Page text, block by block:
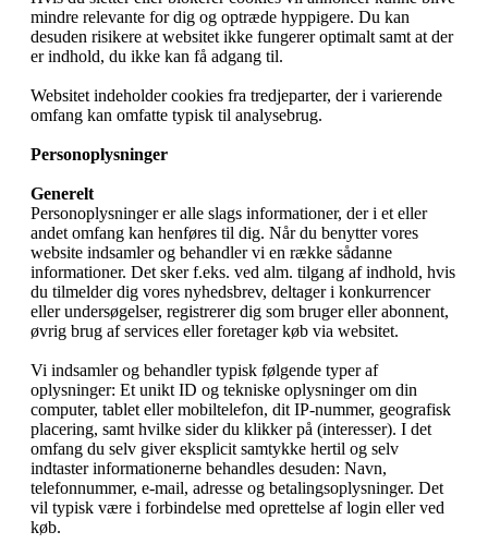
mindre relevante for dig og optræde hyppigere. Du kan
desuden risikere at websitet ikke fungerer optimalt samt at der
er indhold, du ikke kan få adgang til.
Websitet indeholder cookies fra tredjeparter, der i varierende
omfang kan omfatte typisk til analysebrug.
Personoplysninger
Generelt
Personoplysninger er alle slags informationer, der i et eller
andet omfang kan henføres til dig. Når du benytter vores
website indsamler og behandler vi en række sådanne
informationer. Det sker f.eks. ved alm. tilgang af indhold, hvis
du tilmelder dig vores nyhedsbrev, deltager i konkurrencer
eller undersøgelser, registrerer dig som bruger eller abonnent,
øvrig brug af services eller foretager køb via websitet.
Vi indsamler og behandler typisk følgende typer af
oplysninger: Et unikt ID og tekniske oplysninger om din
computer, tablet eller mobiltelefon, dit IP-nummer, geografisk
placering, samt hvilke sider du klikker på (interesser). I det
omfang du selv giver eksplicit samtykke hertil og selv
indtaster informationerne behandles desuden: Navn,
telefonnummer, e-mail, adresse og betalingsoplysninger. Det
vil typisk være i forbindelse med oprettelse af login eller ved
køb.